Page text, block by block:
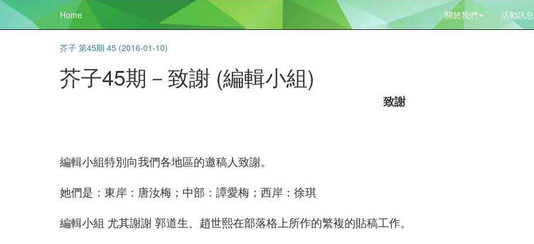
Home 關於我們 活動訊息
芥子 第45期 45 (2016-01-10)
芥子45期－致謝 (編輯小組)
致謝
編輯小組特別向我們各地區的邀稿人致謝。
她們是：東岸：唐汝梅；中部：譚愛梅；西岸：徐琪
編輯小組 尤其謝謝 郭道生、趙世熙在部落格上所作的繁複的貼稿工作。